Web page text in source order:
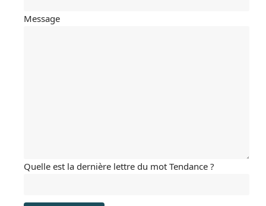
Message
Quelle est la dernière lettre du mot Tendance ?